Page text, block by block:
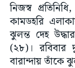
নিজস্ব
কামডহরি
ঝুলন্ত দেহ
(২৮)। রবিবার
বারান্দায় তাঁকে